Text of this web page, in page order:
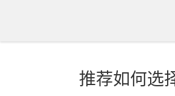
推荐如何选